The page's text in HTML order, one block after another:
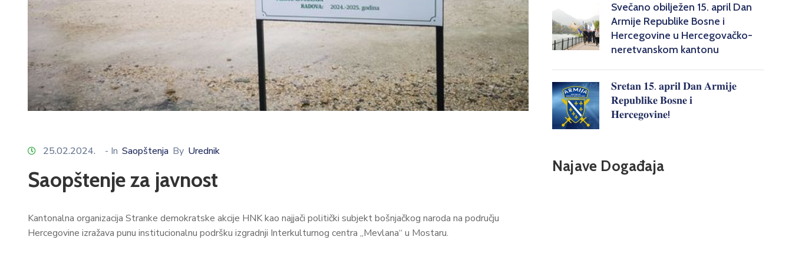
25.02.2024. - In Saopštenja By Urednik
Saopštenje za javnost
Kantonalna organizacija Stranke demokratske akcije HNK kao najjači politički subjekt bošnjačkog naroda na području
Hercegovine izražava punu institucionalnu podršku izgradnji Interkulturnog centra „Mevlana“ u Mostaru.
Svečano obilježen 15. april Dan
Armije Republike Bosne i
Hercegovine u Hercegovačko-
neretvanskom kantonu
𝐒𝐫𝐞𝐭𝐚𝐧 𝟏𝟓. 𝐚𝐩𝐫𝐢𝐥 𝐃𝐚𝐧 𝐀𝐫𝐦𝐢𝐣𝐞
𝐑𝐞𝐩𝐮𝐛𝐥𝐢𝐤𝐞 𝐁𝐨𝐬𝐧𝐞 𝐢
𝐇𝐞𝐫𝐜𝐞𝐠𝐨𝐯𝐢𝐧𝐞!
Najave Događaja